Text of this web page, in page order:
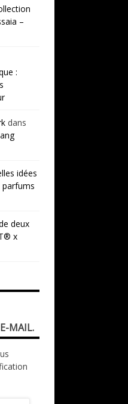
–
:
dans
idées
parfums
deux
x
MAIL.